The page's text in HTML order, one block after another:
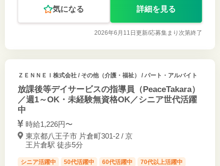
気になる 詳細を見る
2026年6月11日更新/応募集まり次第終了
ＺＥＮＮＥＩ株式会社/ その他（介護・福祉） / パート・アルバイト
放課後等デイサービスの指導員（PeaceTakara）
／週1～OK・未経験無資格OK／シニア世代活躍
中
時給1,226円〜
東京都八王子市 片倉町301-2 / 京
王片倉駅 徒歩5分
シニア活躍中 50代活躍中 60代活躍中
70代以上活躍中